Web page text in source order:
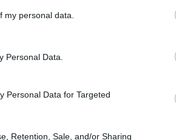
my personal data.
Personal Data.
Personal Data for Targeted
Retention, Sale, and/or Sharing
της τοπικής
για τη
στο Ταμείο
Τράπεζας θα
στις
στόχο την ενίσχυση